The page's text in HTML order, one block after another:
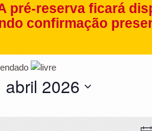
pré-reserva ficará
confirmação
abril 2026